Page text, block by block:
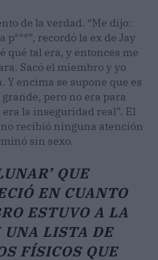
de la verdad. “Me dijo:
p***”, recordó la ex de Jay
qué tal era, y entonces me
Sacó el miembro y yo
Y encima se supone que es
pero no era para
era la inseguridad real”. El
recibió ninguna atención
sin sexo.
QUE
EN CUANTO
ESTUVO A LA
UNA LISTA DE
FÍSICOS QUE